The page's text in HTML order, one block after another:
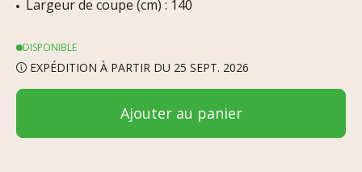
Largeur de coupe (cm) : 140
DISPONIBLE
EXPÉDITION À PARTIR DU 25 SEPT. 2026
Ajouter au panier